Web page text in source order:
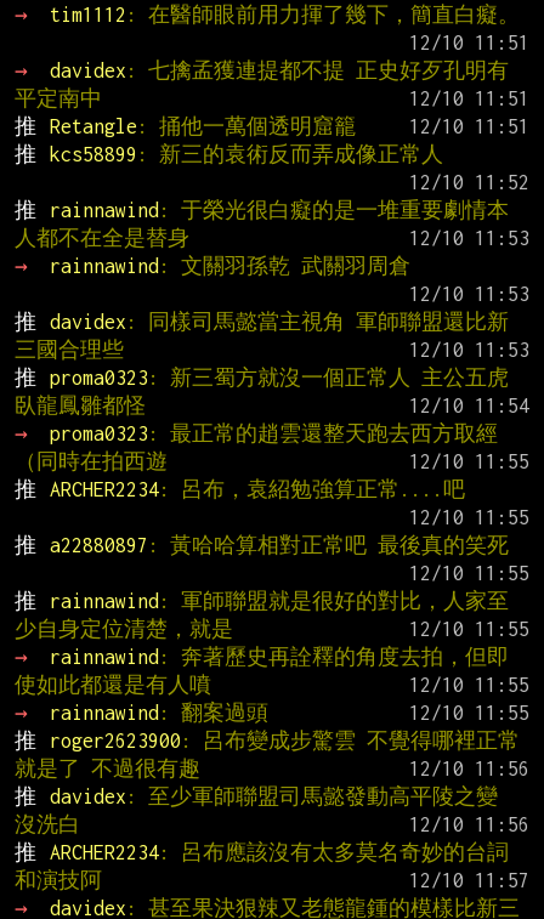
→
tim1112 : 在醫師眼前用力揮了幾下，簡直白癡。
→
davidex : 七擒孟獲連提都不提 正史好歹孔明有
平定南中
推
Retangle : 捅他一萬個透明窟籠
推
kcs58899 : 新三的袁術反而弄成像正常人
推
rainnawind : 于榮光很白癡的是一堆重要劇情本
人都不在全是替身
→
rainnawind : 文關羽孫乾 武關羽周倉
推
davidex : 同樣司馬懿當主視角 軍師聯盟還比新
三國合理些
推
proma0323 : 新三蜀方就沒一個正常人 主公五虎
臥龍鳳雛都怪
→
proma0323 : 最正常的趙雲還整天跑去西方取經
（同時在拍西遊
推
ARCHER2234: 呂布，袁紹勉強算正常....吧
推
a22880897 : 黃哈哈算相對正常吧 最後真的笑死
推
rainnawind : 軍師聯盟就是很好的對比，人家至
少自身定位清楚，就是
→
rainnawind : 奔著歷史再詮釋的角度去拍，但即
使如此都還是有人噴
→
rainnawind : 翻案過頭
推
roger2623900 : 呂布變成步驚雲 不覺得哪裡正常
就是了 不過很有趣
推
davidex : 至少軍師聯盟司馬懿發動高平陵之變
沒洗白
推
ARCHER2234: 呂布應該沒有太多莫名奇妙的台詞
和演技阿
→
davidex : 甚至果決狠辣又老態龍鍾的模樣比新三